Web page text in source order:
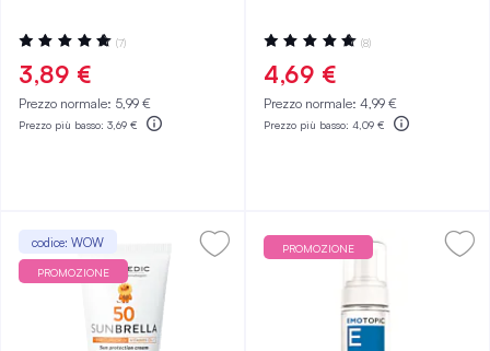
Valutazione:
100%
(7)
3,89 €
Prezzo normale: 5,99 €
Prezzo più basso: 3,69 €
Valutazione:
100%
(8)
4,69 €
Prezzo normale: 4,99 €
Prezzo più basso: 4,09 €
codice: WOW
PROMOZIONE
PROMOZIONE